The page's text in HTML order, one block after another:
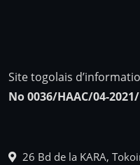
Site togolais
No 0036/HAAC/04-
26 Bd de la KARA,